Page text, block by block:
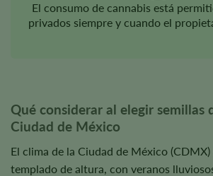
El consumo de cannabis está
privados siempre y cuando el
Qué considerar al elegir semillas
Ciudad de México
El clima de la Ciudad de México
templado de altura, con veranos